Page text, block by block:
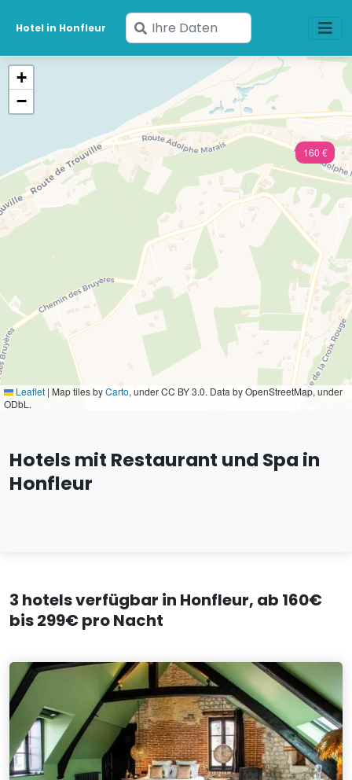
Hotel in Honfleur
Geben
Sie
ein
160 €
+
−
Leaflet | Map tiles byCarto, under CC BY 3.0. Data by OpenStreetMap, under
ODbL.
Hotels mit Restaurant und Spa in
Honfleur
3 hotels verfügbar in Honfleur, ab 160€
bis 299€ pro Nacht